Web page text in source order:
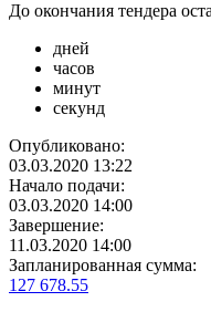
До окончания тендера
дней
часов
минут
секунд
Опубликовано:
03.03.2020 13:22
Начало подачи:
03.03.2020 14:00
Завершение:
11.03.2020 14:00
Запланированная сумма:
127 678.55